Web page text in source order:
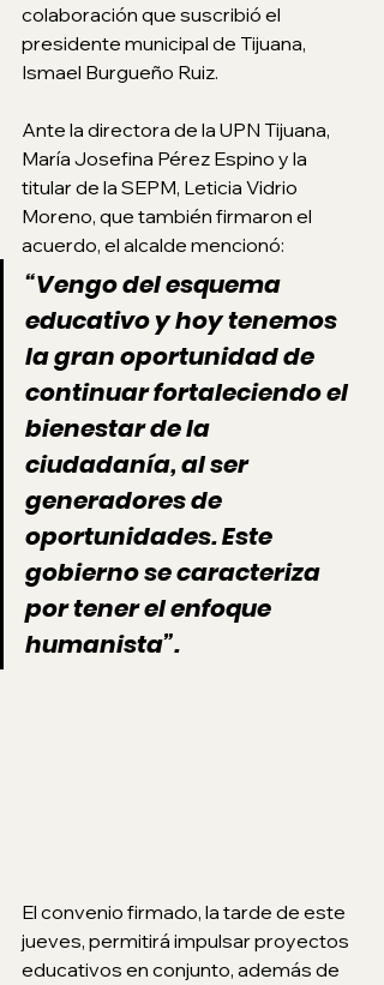
colaboración que suscribió el
presidente municipal de Tijuana,
Ismael Burgueño Ruiz.
Ante la directora de la UPN Tijuana,
María Josefina Pérez Espino y la
titular de la SEPM, Leticia Vidrio
Moreno, que también firmaron el
acuerdo, el alcalde mencionó:
“Vengo del esquema
educativo y hoy tenemos
la gran oportunidad de
continuar fortaleciendo el
bienestar de la
ciudadanía, al ser
generadores de
oportunidades. Este
gobierno se caracteriza
por tener el enfoque
humanista”.
El convenio firmado, la tarde de este
jueves, permitirá impulsar proyectos
educativos en conjunto, además de